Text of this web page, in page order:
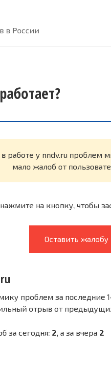
в России
в работе у nndv.ru
мало жалоб от
на кнопку, чтобы
Оставить жалобу
проблем за последние
отрыв от
за сегодня: 2, а за вчера 2